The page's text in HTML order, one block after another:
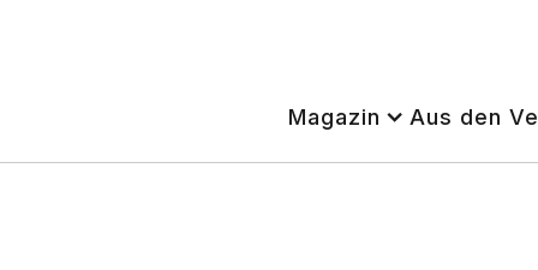
Magazin Aus den